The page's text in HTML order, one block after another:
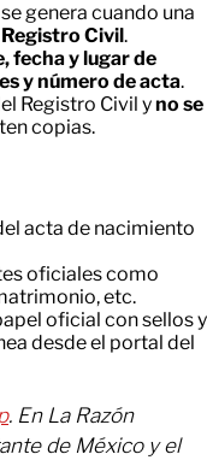
genera cuando una
Registro Civil.
fecha y lugar de
y número de acta.
Registro Civil yno se
copias.
acta de nacimiento
oficiales como
etc.
oficial con sellos y
desde el portal del
. En La Razón
de México y el